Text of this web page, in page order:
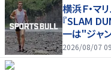
横浜Ｆ・マ
『SLAM
一は"ジャ
2026/08/07